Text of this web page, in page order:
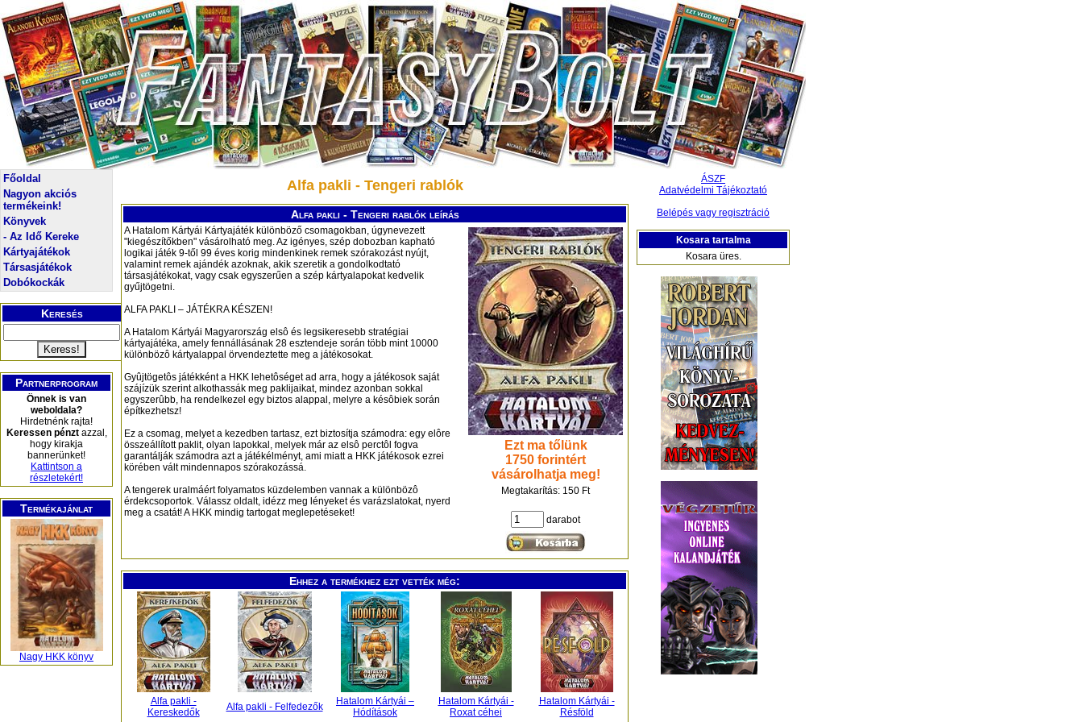
Főoldal
Nagyon akciós
termékeink!
Könyvek
- Az Idő Kereke
Kártyajátékok
Társasjátékok
Dobókockák
Keresés
Partnerprogram
Önnek is van
weboldala?
Hirdetnénk rajta!
Keressen pénztazzal,
hogy kirakja
bannerünket!
Kattintson a
részletekért!
Termékajánlat
Nagy HKK könyv
Alfa pakli - Tengeri rablók
Alfa pakli - Tengeri rablók leírás
Ezt ma tőlünk
1750 forintért
vásárolhatja meg!
Megtakarítás: 150 Ft
darabot
A Hatalom Kártyái Kártyajáték különböző csomagokban, úgynevezett
"kiegészítőkben" vásárolható meg. Az igényes, szép dobozban kapható
logikai játék 9-től 99 éves korig mindenkinek remek szórakozást nyújt,
valamint remek ajándék azoknak, akik szeretik a gondolkodtató
társasjátékokat, vagy csak egyszerűen a szép kártyalapokat kedvelik
gyűjtögetni.
ALFA PAKLI – JÁTÉKRA KÉSZEN!
A Hatalom Kártyái Magyarország elsô és legsikeresebb stratégiai
kártyajátéka, amely fennállásának 28 esztendeje során több mint 10000
különbözô kártyalappal örvendeztette meg a játékosokat.
Gyûjtögetôs játékként a HKK lehetôséget ad arra, hogy a játékosok saját
szájízük szerint alkothassák meg paklijaikat, mindez azonban sokkal
egyszerûbb, ha rendelkezel egy biztos alappal, melyre a késôbiek során
építkezhetsz!
Ez a csomag, melyet a kezedben tartasz, ezt biztosítja számodra: egy elôre
összeállított paklit, olyan lapokkal, melyek már az elsô perctôl fogva
garantálják számodra azt a játékélményt, ami miatt a HKK játékosok ezrei
körében vált mindennapos szórakozássá.
A tengerek uralmáért folyamatos küzdelemben vannak a különbözô
érdekcsoportok. Válassz oldalt, idézz meg lényeket és varázslatokat, nyerd
meg a csatát! A HKK mindig tartogat meglepetéseket!
Ehhez a termékhez ezt vették még:
Alfa pakli -
Kereskedők
Alfa pakli - Felfedezők
Hatalom Kártyái –
Hódítások
Hatalom Kártyái -
Roxat céhei
Hatalom Kártyái -
Résföld
ÁSZF
Adatvédelmi Tájékoztató
Belépés vagy regisztráció
Kosara tartalma
Kosara üres.